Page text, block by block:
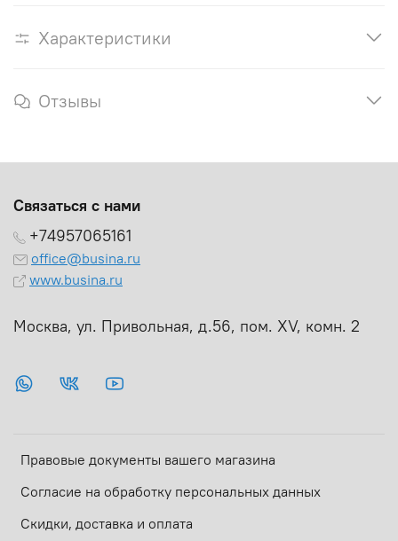
Характеристики
Отзывы
Правовые документы вашего магазина
Согласие на обработку персональных данных
Скидки, доставка и оплата
Связаться с нами
+74957065161
office@busina.ru
www.busina.ru
Москва, ул. Привольная, д.56, пом. ХV, комн. 2